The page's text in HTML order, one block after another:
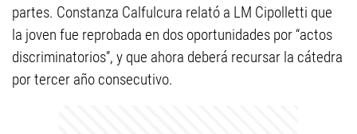
partes. Constanza Calfulcura relató a LM Cipolletti que
la joven fue reprobada en dos oportunidades por “actos
discriminatorios”, y que ahora deberá recursar la cátedra
por tercer año consecutivo.